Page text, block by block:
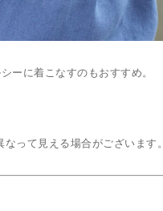
ーに着こなすのもおすすめ。
って見える場合がございます。